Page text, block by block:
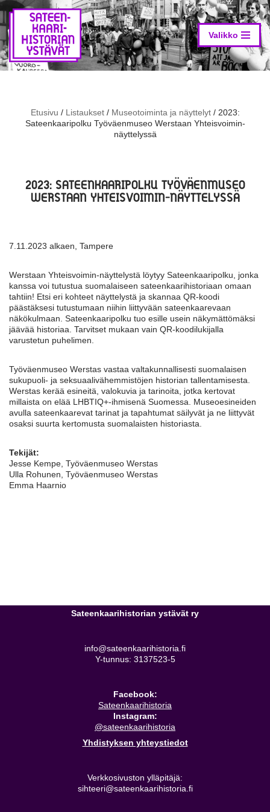
Siirry
suoraan
sisältöön
Valikko
Etusivu / Listaukset/ Museotoiminta ja näyttelyt/ 2023:
Sateenkaaripolku Työväenmuseo Werstaan Yhteisvoimin-
näyttelyssä
2023: SATEENKAARIPOLKU TYÖVÄENMUSEO
WERSTAAN YHTEISVOIMIN-NÄYTTELYSSÄ
7.11.2023 alkaen, Tampere
Werstaan Yhteisvoimin-näyttelystä löytyy Sateenkaaripolku, jonka
kanssa voi tutustua suomalaiseen sateenkaarihistoriaan omaan
tahtiin! Etsi eri kohteet näyttelystä ja skannaa QR-koodi
päästäksesi tutustumaan niihin liittyvään sateenkaarevaan
näkökulmaan. Sateenkaaripolku tuo esille usein näkymättömäksi
jäävää historiaa. Tarvitset mukaan vain QR-koodilukijalla
varustetun puhelimen.
Työväenmuseo Werstas vastaa valtakunnallisesti suomalaisen
sukupuoli- ja seksuaalivähemmistöjen historian tallentamisesta.
Werstas kerää esineitä, valokuvia ja tarinoita, jotka kertovat
millaista on elää LHBTIQ+-ihmisenä Suomessa. Museoesineiden
avulla sateenkaarevat tarinat ja tapahtumat säilyvät ja ne liittyvät
osaksi suurta kertomusta suomalaisten historiasta.
Tekijät:
Jesse Kempe, Työväenmuseo Werstas
Ulla Rohunen, Työväenmuseo Werstas
Emma Haarnio
Sateenkaarihistorian ystävät ry
info@sateenkaarihistoria.fi
Y-tunnus: 3137523-5
Facebook:
Sateenkaarihistoria
Instagram:
@sateenkaarihistoria
Yhdistyksen yhteystiedot
Verkkosivuston ylläpitäjä:
sihteeri@sateenkaarihistoria.fi